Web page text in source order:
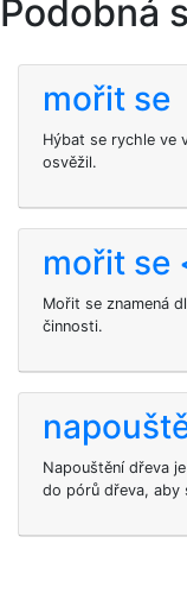
Podobná
mořit se
Hýbat se rychle ve
osvěžil.
mořit se
Mořit se znamená
činnosti.
Napouštění dřeva
do pórů dřeva, aby